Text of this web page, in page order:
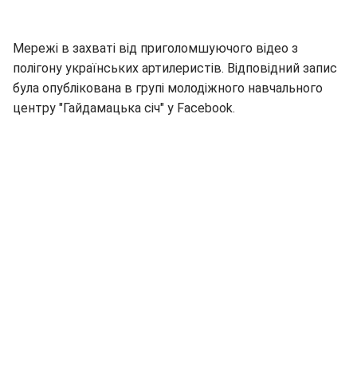
Мережі в захваті від приголомшуючого відео з
полігону українських артилеристів. Відповідний запис
була опублікована в групі молодіжного навчального
центру "Гайдамацька січ" у Facebook.